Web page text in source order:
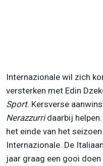
Internazionale wil zich
versterken met Edin
Sport. Kersverse
Nerazzurridaarbij
het einde van het
Internazionale. De
jaar graag een gooi